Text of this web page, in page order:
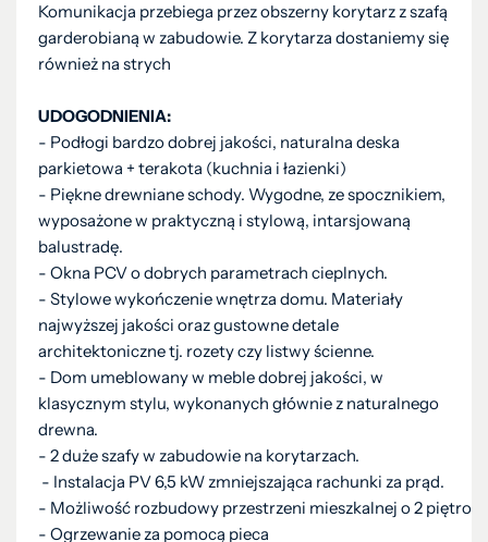
Komunikacja przebiega przez obszerny korytarz z szafą
garderobianą w zabudowie. Z korytarza dostaniemy się
również na strych
UDOGODNIENIA:
- Podłogi bardzo dobrej jakości, naturalna deska
parkietowa + terakota (kuchnia i łazienki)
- Piękne drewniane schody. Wygodne, ze spocznikiem,
wyposażone w praktyczną i stylową, intarsjowaną
balustradę.
- Okna PCV o dobrych parametrach cieplnych.
- Stylowe wykończenie wnętrza domu. Materiały
najwyższej jakości oraz gustowne detale
architektoniczne tj. rozety czy listwy ścienne.
- Dom umeblowany w meble dobrej jakości, w
klasycznym stylu, wykonanych głównie z naturalnego
drewna.
- 2 duże szafy w zabudowie na korytarzach.
- Instalacja PV 6,5 kW zmniejszająca rachunki za prąd.
- Możliwość rozbudowy przestrzeni mieszkalnej o 2 piętro
- Ogrzewanie za pomocą pieca